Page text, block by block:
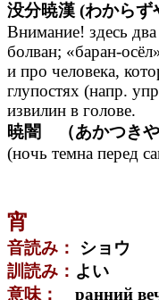
没分暁漢 (わから
Внимание! здесь
болван; «баран-
и про человека,
глупостях (напр.
извилин в голове.
暁闇 （あかつきや
(ночь темна перед
宵
音読み：
ショウ
訓読み： よい
意味：
ранний